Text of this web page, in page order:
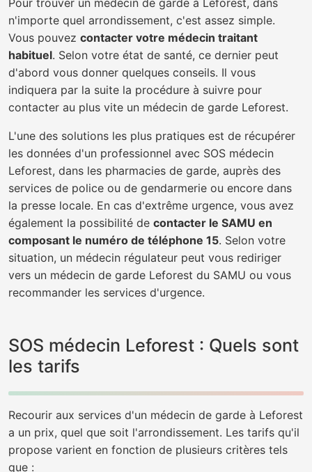
Pour trouver un médecin de garde à Leforest, dans
n'importe quel arrondissement, c'est assez simple.
Vous pouvez contacter votre médecin traitant
habituel. Selon votre état de santé, ce dernier peut
d'abord vous donner quelques conseils. Il vous
indiquera par la suite la procédure à suivre pour
contacter au plus vite un médecin de garde Leforest.
L'une des solutions les plus pratiques est de récupérer
les données d'un professionnel avec SOS médecin
Leforest, dans les pharmacies de garde, auprès des
services de police ou de gendarmerie ou encore dans
la presse locale. En cas d'extrême urgence, vous avez
également la possibilité de contacter le SAMU en
composant le numéro de téléphone 15. Selon votre
situation, un médecin régulateur peut vous rediriger
vers un médecin de garde Leforest du SAMU ou vous
recommander les services d'urgence.
SOS médecin Leforest : Quels sont
les tarifs
Recourir aux services d'un médecin de garde à Leforest
a un prix, quel que soit l'arrondissement. Les tarifs qu'il
propose varient en fonction de plusieurs critères tels
que :